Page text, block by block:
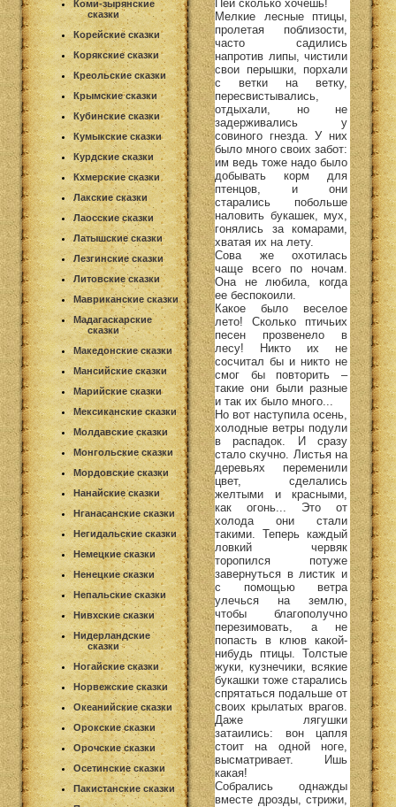
Коми-зырянские
сказки
Корейские сказки
Корякские сказки
Креольские сказки
Крымские сказки
Кубинские сказки
Кумыкские сказки
Курдские сказки
Кхмерские сказки
Лакские сказки
Лаосские сказки
Латышские сказки
Лезгинские сказки
Литовские сказки
Мавриканские сказки
Мадагаскарские
сказки
Македонские сказки
Мансийские сказки
Марийские сказки
Мексиканские сказки
Молдавские сказки
Монгольские сказки
Мордовские сказки
Нанайские сказки
Нганасанские сказки
Негидальские сказки
Немецкие сказки
Ненецкие сказки
Непальские сказки
Нивхские сказки
Нидерландские
сказки
Ногайские сказки
Норвежские сказки
Океанийские сказки
Орокские сказки
Орочские сказки
Осетинские сказки
Пакистанские сказки
Пей сколько хочешь!
Мелкие лесные птицы,
пролетая поблизости,
часто садились
напротив липы, чистили
свои перышки, порхали
с ветки на ветку,
пересвистывались,
отдыхали, но не
задерживались у
совиного гнезда. У них
было много своих забот:
им ведь тоже надо было
добывать корм для
птенцов, и они
старались побольше
наловить букашек, мух,
гонялись за комарами,
хватая их на лету.
Сова же охотилась
чаще всего по ночам.
Она не любила, когда
ее беспокоили.
Какое было веселое
лето! Сколько птичьих
песен прозвенело в
лесу! Никто их не
сосчитал бы и никто не
смог бы повторить –
такие они были разные
и так их было много...
Но вот наступила осень,
холодные ветры подули
в распадок. И сразу
стало скучно. Листья на
деревьях переменили
цвет, сделались
желтыми и красными,
как огонь... Это от
холода они стали
такими. Теперь каждый
ловкий червяк
торопился потуже
завернуться в листик и
с помощью ветра
улечься на землю,
чтобы благополучно
перезимовать, а не
попасть в клюв какой-
нибудь птицы. Толстые
жуки, кузнечики, всякие
букашки тоже старались
спрятаться подальше от
своих крылатых врагов.
Даже лягушки
затаились: вон цапля
стоит на одной ноге,
высматривает. Ишь
какая!
Собрались однажды
вместе дрозды, стрижи,